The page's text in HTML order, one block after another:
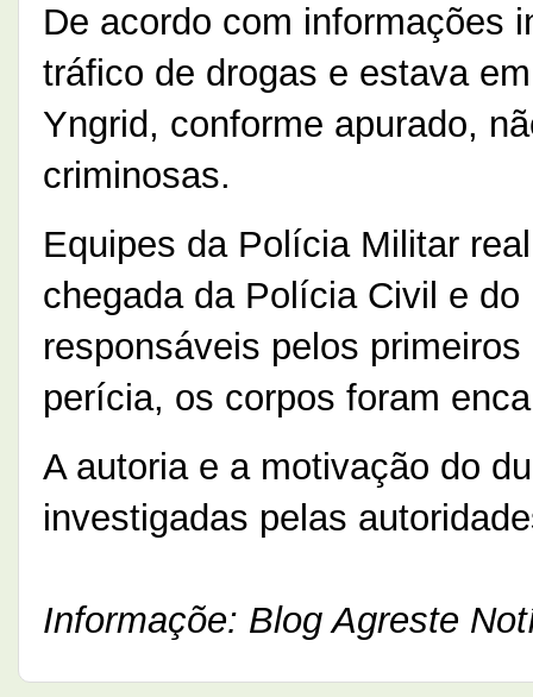
De acordo com informações
tráfico de drogas e estava
Yngrid, conforme apurado,
criminosas.
Equipes da Polícia Militar
chegada da Polícia Civil e
responsáveis pelos
perícia, os corpos foram
A autoria e a motivação do
investigadas pelas
Informaçõe: Blog Agreste